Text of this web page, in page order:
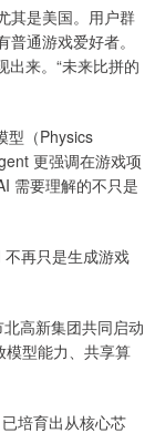
是美国。用户群
通游戏爱好者。
出来。“未来比拼的
（Physics
更强调在游戏项
需要理解的不只是
再只是生成游戏
高新集团共同启动
模型能力、共享算
培育出从核心芯